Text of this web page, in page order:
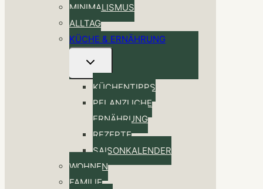
MINIMALISMUS
ALLTAG
KÜCHE & ERNÄHRUNG
Untermenü
KÜCHENTIPPS
PFLANZLICHE
ERNÄHRUNG
REZEPTE
SAISONKALENDER
WOHNEN
FAMILIE